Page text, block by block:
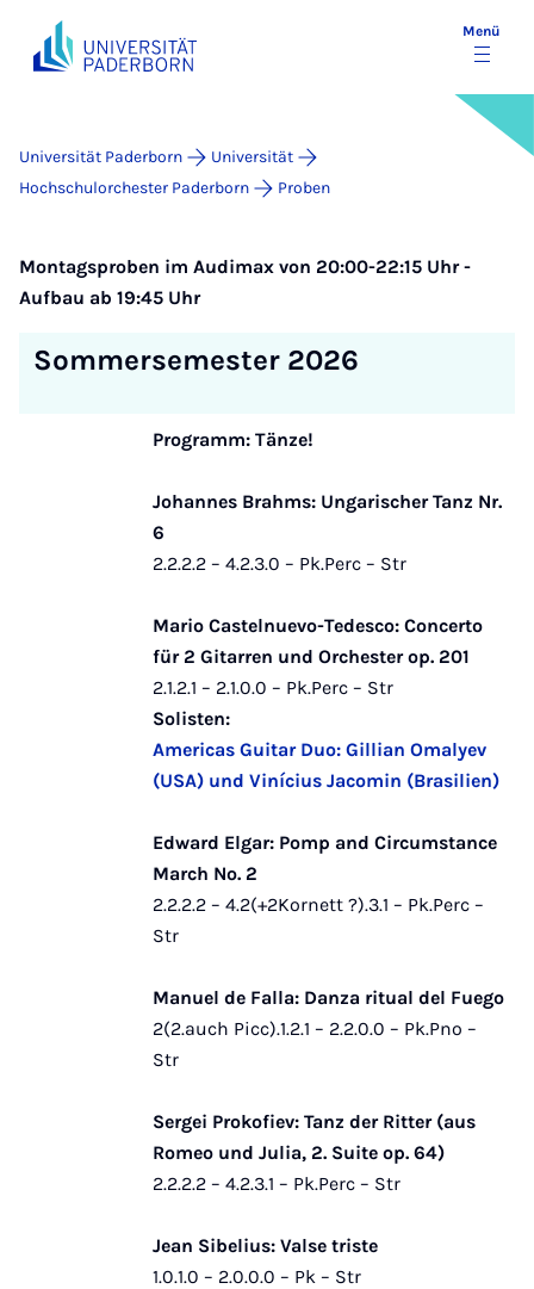
Menü
Universität Paderborn
Universität
Hochschulorchester Paderborn
Proben
Montagsproben im Audimax von 20:00-22:15 Uhr -
Aufbau ab 19:45 Uhr
Sommersemester 2026
Programm: Tänze!
Johannes Brahms: Ungarischer Tanz Nr.
6
2.2.2.2 – 4.2.3.0 – Pk.Perc – Str
Mario Castelnuevo-Tedesco: Concerto
für 2 Gitarren und Orchester op. 201
2.1.2.1 – 2.1.0.0 – Pk.Perc – Str
Solisten:
Americas Guitar Duo: Gillian Omalyev
(USA) und Vinícius Jacomin (Brasilien)
Edward Elgar: Pomp and Circumstance
March No. 2
2.2.2.2 – 4.2(+2Kornett ?).3.1 – Pk.Perc –
Str
Manuel de Falla: Danza ritual del Fuego
2(2.auch Picc).1.2.1 – 2.2.0.0 – Pk.Pno –
Str
Sergei Prokofiev: Tanz der Ritter (aus
Romeo und Julia, 2. Suite op. 64)
2.2.2.2 – 4.2.3.1 – Pk.Perc – Str
Jean Sibelius: Valse triste
1.0.1.0 – 2.0.0.0 – Pk – Str